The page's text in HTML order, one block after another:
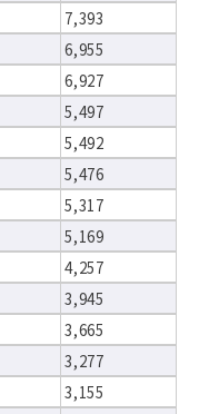
7,393
6,955
6,927
5,497
5,492
5,476
5,317
5,169
4,257
3,945
3,665
3,277
3,155